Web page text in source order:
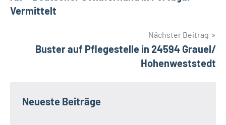
Vermittelt
Nächster Beitrag
Buster auf Pflegestelle in 24594 Grauel/
Hohenweststedt
Neueste Beiträge